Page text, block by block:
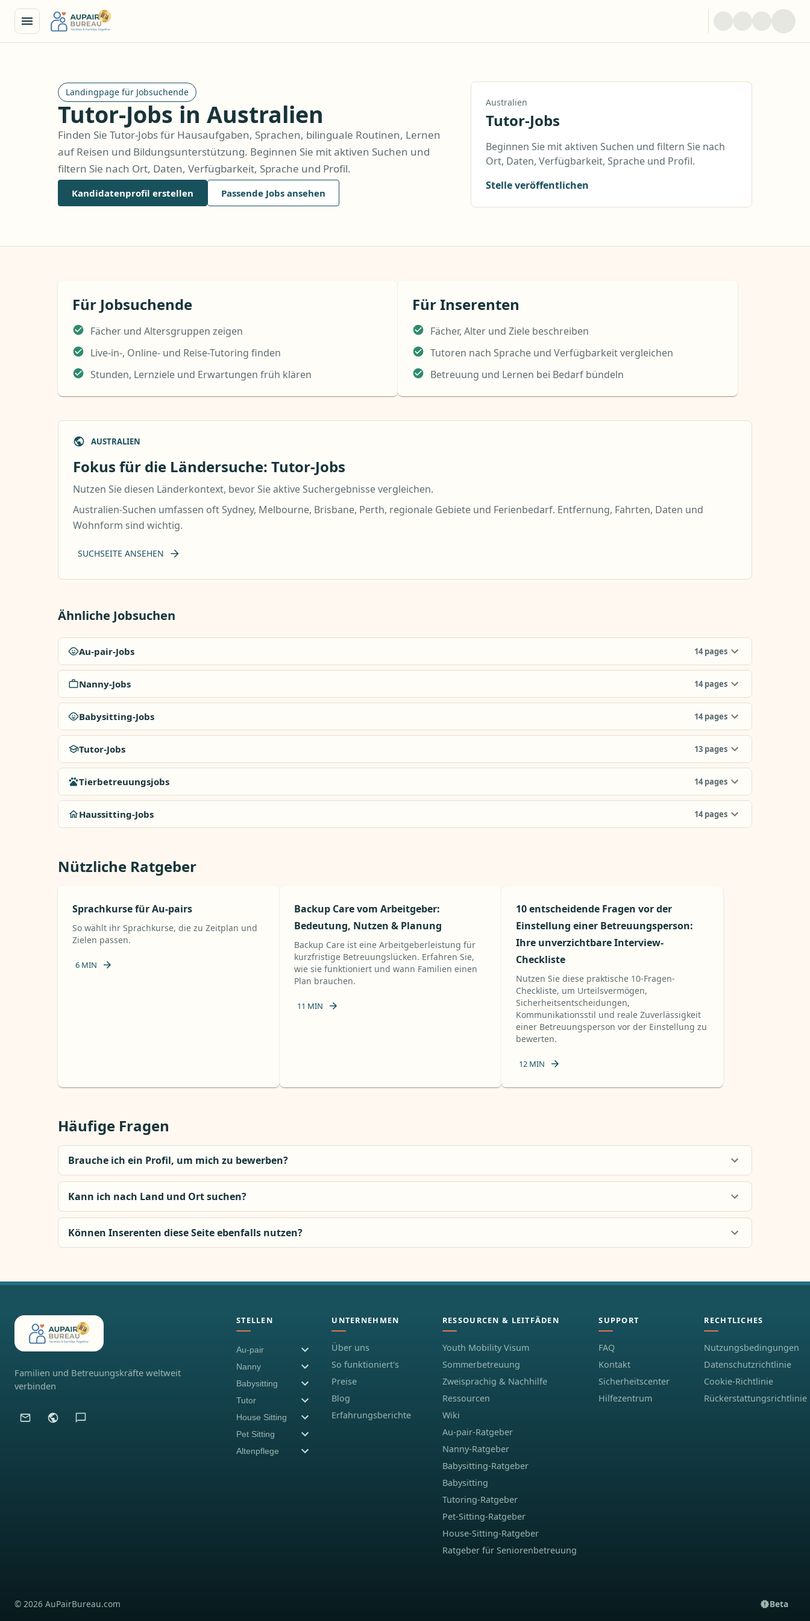
Landingpage für Jobsuchende
Tutor-Jobs in Australien
Finden Sie Tutor-Jobs für Hausaufgaben, Sprachen, bilinguale Routinen, Lernen
auf Reisen und Bildungsunterstützung. Beginnen Sie mit aktiven Suchen und
filtern Sie nach Ort, Daten, Verfügbarkeit, Sprache und Profil.
Kandidatenprofil erstellen Passende Jobs ansehen
Australien
Tutor-Jobs
Beginnen Sie mit aktiven Suchen und filtern Sie nach
Ort, Daten, Verfügbarkeit, Sprache und Profil.
Stelle veröffentlichen
Für Jobsuchende
Fächer und Altersgruppen zeigen
Live-in-, Online- und Reise-Tutoring finden
Stunden, Lernziele und Erwartungen früh klären
Für Inserenten
Fächer, Alter und Ziele beschreiben
Tutoren nach Sprache und Verfügbarkeit vergleichen
Betreuung und Lernen bei Bedarf bündeln
AUSTRALIEN
Fokus für die Ländersuche: Tutor-Jobs
Nutzen Sie diesen Länderkontext, bevor Sie aktive Suchergebnisse vergleichen.
Australien-Suchen umfassen oft Sydney, Melbourne, Brisbane, Perth, regionale Gebiete und Ferienbedarf. Entfernung, Fahrten, Daten und
Wohnform sind wichtig.
SUCHSEITE ANSEHEN
Ähnliche Jobsuchen
Au-pair-Jobs 14pages
Nanny-Jobs 14pages
Babysitting-Jobs 14pages
Tutor-Jobs 13 pages
Tierbetreuungsjobs 14pages
Haussitting-Jobs 14pages
Nützliche Ratgeber
Sprachkurse für Au-pairs
So wählt ihr Sprachkurse, die zu Zeitplan und
Zielen passen.
6 MIN
Backup Care vom Arbeitgeber:
Bedeutung, Nutzen & Planung
Backup Care ist eine Arbeitgeberleistung für
kurzfristige Betreuungslücken. Erfahren Sie,
wie sie funktioniert und wann Familien einen
Plan brauchen.
11 MIN
10 entscheidende Fragen vor der
Einstellung einer Betreuungsperson:
Ihre unverzichtbare Interview-
Checkliste
Nutzen Sie diese praktische 10-Fragen-
Checkliste, um Urteilsvermögen,
Sicherheitsentscheidungen,
Kommunikationsstil und reale Zuverlässigkeit
einer Betreuungsperson vor der Einstellung zu
bewerten.
12MIN
Häufige Fragen
Brauche ich ein Profil, um mich zu bewerben?
Kann ich nach Land und Ort suchen?
Können Inserenten diese Seite ebenfalls nutzen?
Familien und Betreuungskräfte weltweit
verbinden
STELLEN
Au-pair
Nanny
Babysitting
Tutor
House Sitting
Pet Sitting
Altenpflege
UNTERNEHMEN
Über uns
So funktioniert's
Preise
Blog
Erfahrungsberichte
RESSOURCEN & LEITFÄDEN
Youth Mobility Visum
Sommerbetreuung
Zweisprachig & Nachhilfe
Ressourcen
Wiki
Au-pair-Ratgeber
Nanny-Ratgeber
Babysitting-Ratgeber
Babysitting
Tutoring-Ratgeber
Pet-Sitting-Ratgeber
House-Sitting-Ratgeber
Ratgeber für Seniorenbetreuung
SUPPORT
FAQ
Kontakt
Sicherheitscenter
Hilfezentrum
RECHTLICHES
Nutzungsbedingungen
Datenschutzrichtlinie
Cookie-Richtlinie
Rückerstattungsrichtlinie
© 2026 AuPairBureau.com Beta